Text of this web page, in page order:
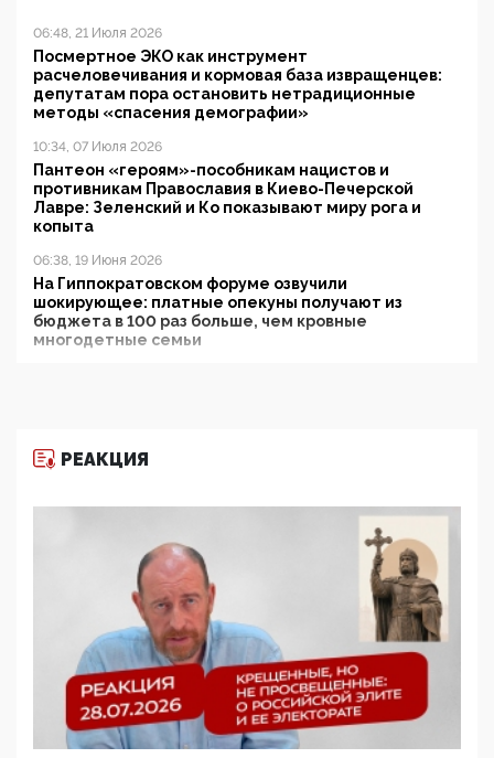
06:48, 21 Июля 2026
Посмертное ЭКО как инструмент
расчеловечивания и кормовая база извращенцев:
депутатам пора остановить нетрадиционные
методы «спасения демографии»
10:34, 07 Июля 2026
Пантеон «героям»-пособникам нацистов и
противникам Православия в Киево-Печерской
Лавре: Зеленский и Ко показывают миру рога и
копыта
06:38, 19 Июня 2026
На Гиппократовском форуме озвучили
шокирующее: платные опекуны получают из
бюджета в 100 раз больше, чем кровные
многодетные семьи
11:53, 09 Июня 2026
деятельность ИИТО ЮНЕСКО в России, но
цифроглобалисты продолжают определять
повестку в образовании
09:43, 01 Июня 2026
5G за счет здоровья граждан: Минцифры намерено
отобрать у регионов и муниципалитетов право
защищать жилые дома и социальные объекты от
05:58, 26 Мая 2026
Роскомнадзор освободили от борца с
деструктивным и опасным контентом
РЕАКЦИЯ